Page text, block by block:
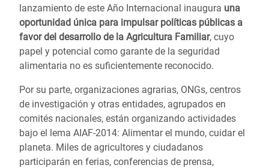
lanzamiento de este Año Internacional inaugura una
oportunidad única para impulsar políticas públicas a
favor del desarrollo de la Agricultura Familiar, cuyo
papel y potencial como garante de la seguridad
alimentaria no es suficientemente reconocido.
Por su parte, organizaciones agrarias, ONGs, centros
de investigación y otras entidades, agrupados en
comités nacionales, están organizando actividades
bajo el lema AIAF-2014: Alimentar el mundo, cuidar el
planeta. Miles de agricultores y ciudadanos
participarán en ferias, conferencias de prensa,